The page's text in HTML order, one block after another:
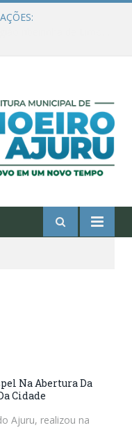
Na Abertura Da
Cidade
Ajuru, realizou na